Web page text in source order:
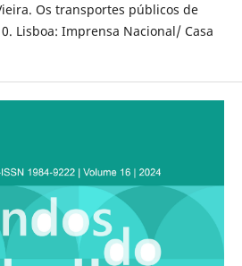
Os transportes públicos de
Lisboa: Imprensa Nacional/ Casa